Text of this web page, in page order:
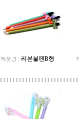
제품명 : 리본볼펜B형